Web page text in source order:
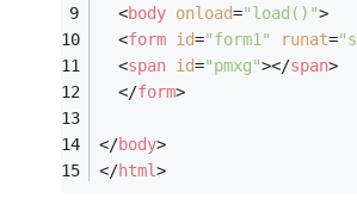
<body onload="load()">
<form id="form1" runat=
<span id="pmxg"></span>
</form>
</body>
</html>